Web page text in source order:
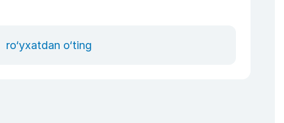
ro‘yxatdan o‘ting